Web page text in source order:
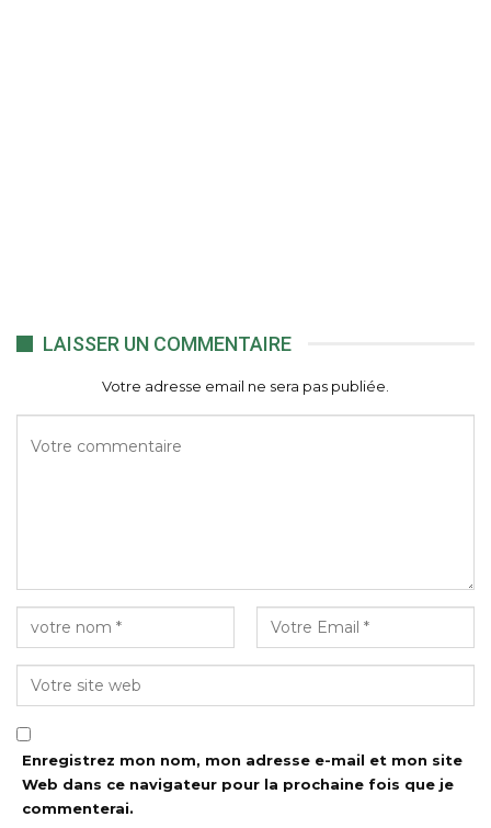
LAISSER UN COMMENTAIRE
Votre adresse email ne sera pas publiée.
Enregistrez mon nom, mon adresse e-mail et mon site
Web dans ce navigateur pour la prochaine fois que je
commenterai.